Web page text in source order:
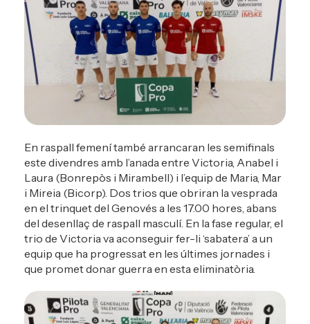
En raspall femení també arrancaran les semifinals
este divendres amb l’anada entre Victoria, Anabel i
Laura (Bonrepòs i Mirambell) i l’equip de Maria, Mar
i Mireia (Bicorp). Dos trios que obriran la vesprada
en el trinquet del Genovés a les 17.00 hores, abans
del desenllaç de raspall masculí. En la fase regular, el
trio de Victoria va aconseguir fer-li ‘sabatera’ a un
equip que ha progressat en les últimes jornades i
que promet donar guerra en esta eliminatòria.